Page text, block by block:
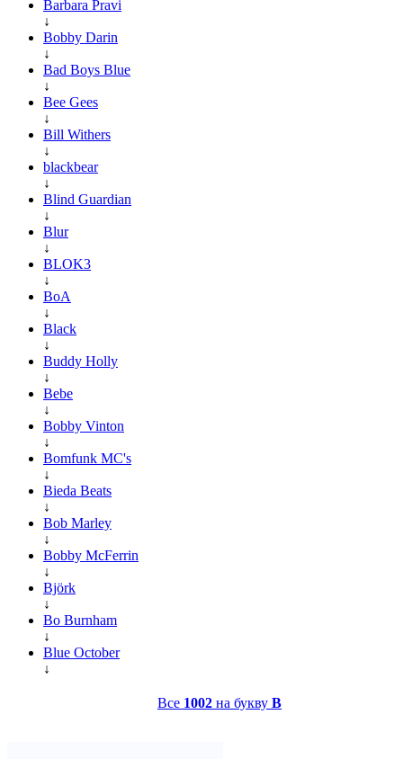
Barbara Pravi
↓
Bobby Darin
↓
Bad Boys Blue
↓
Bee Gees
↓
Bill Withers
↓
blackbear
↓
Blind Guardian
↓
Blur
↓
BLOK3
↓
BoA
↓
Black
↓
Buddy Holly
↓
Bebe
↓
Bobby Vinton
↓
Bomfunk MC's
↓
Bieda Beats
↓
Bob Marley
↓
Bobby McFerrin
↓
Björk
↓
Bo Burnham
↓
Blue October
↓
Все 1002 на букву B